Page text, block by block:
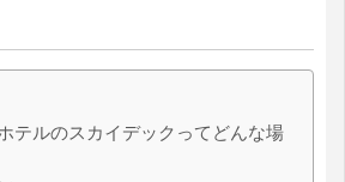
テルのスカイデックってどんな場